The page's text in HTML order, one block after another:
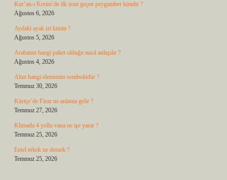
Kur’an-ı Kerim’de ilk ismi geçen peygamber kimdir ?
Ağustos 6, 2026
Aydaki ayak izi kimin ?
Ağustos 5, 2026
Arabanın hangi paket olduğu nasıl anlaşılır ?
Ağustos 4, 2026
Altın hangi elementin sembolüdür ?
Temmuz 30, 2026
Kürtçe’de Firaz ne anlama gelir ?
Temmuz 27, 2026
Klimada 4 yollu vana ne işe yarar ?
Temmuz 25, 2026
Entel erkek ne demek ?
Temmuz 25, 2026